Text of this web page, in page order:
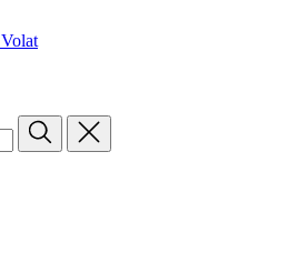
Volat